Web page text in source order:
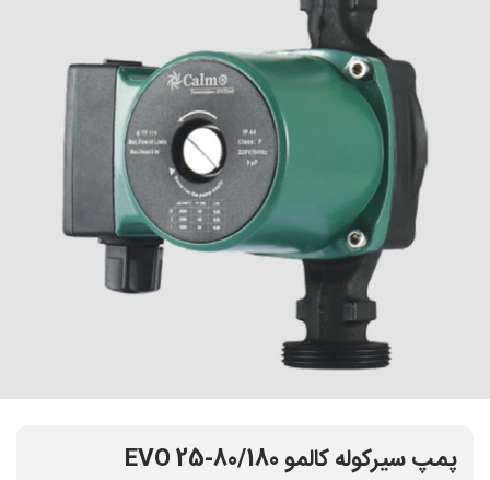
پمپ سیرکوله کالمو EVO 25-80/180